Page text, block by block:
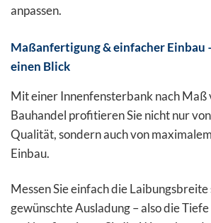
anpassen.
Maßanfertigung & einfacher Einbau
einen Blick
Mit einer Innenfensterbank nach Maß
Bauhandel profitieren Sie nicht nur
Qualität, sondern auch von
Einbau.
Messen Sie einfach die
gewünschte Ausladung – also die